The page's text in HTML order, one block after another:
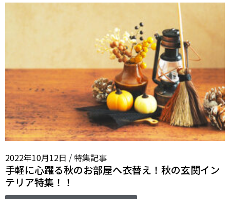
2022年10月12日 / 特集記事
手軽に心躍る秋のお部屋へ衣替え！秋の玄関イン
テリア特集！！